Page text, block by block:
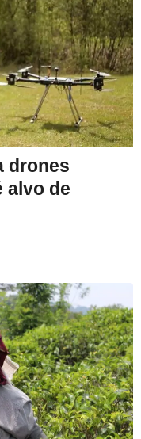
drones
alvo de